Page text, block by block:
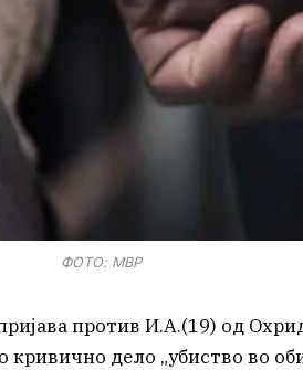
ФОТО: МВР
против И.A.(19) од
дело „убиство во